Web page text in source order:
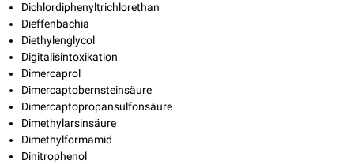
Dichlordiphenyltrichlorethan
Dieffenbachia
Diethylenglycol
Digitalisintoxikation
Dimercaprol
Dimercaptobernsteinsäure
Dimercaptopropansulfonsäure
Dimethylarsinsäure
Dimethylformamid
Dinitrophenol